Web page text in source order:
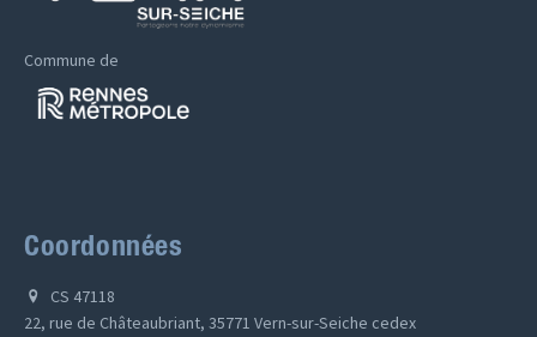
Commune de
Coordonnées
CS 47118
22, rue de Châteaubriant, 35771 Vern-sur-Seiche cedex